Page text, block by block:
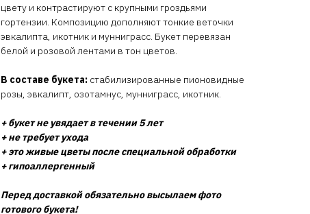
цвету и контрастируют с крупными гроздьями
гортензии. Композицию дополняют тонкие веточки
эвкалипта, икотник и мунниграсс. Букет перевязан
белой и розовой лентами в тон цветов.
В составе букета: стабилизированные пионовидные
розы, эвкалипт, озотамнус, мунниграсс, икотник.
+ букет не увядает в течении 5 лет
+ не требует ухода
+ это живые цветы после специальной обработки
+ гипоаллергенный
Перед доставкой обязательно высылаем фото
готового букета!